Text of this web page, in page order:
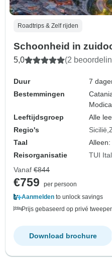
Roadtrips & Zelf rijden
Schoonheid in
5,0 (2
Duur
7
Bestemmingen
Leeftijdsgroep
Alle
Regio's
Sicilië
Taal
Reisorganisatie
TUI
Vanaf €844
€759
per persoon
Aanmelden to unlock savings
Prijs gebaseerd op privé
Download brochure